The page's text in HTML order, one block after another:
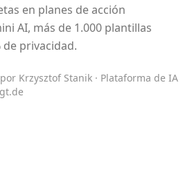
en planes de acción
AI, más de 1.000 plantillas
privacidad.
Krzysztof Stanik · Plataforma de IA